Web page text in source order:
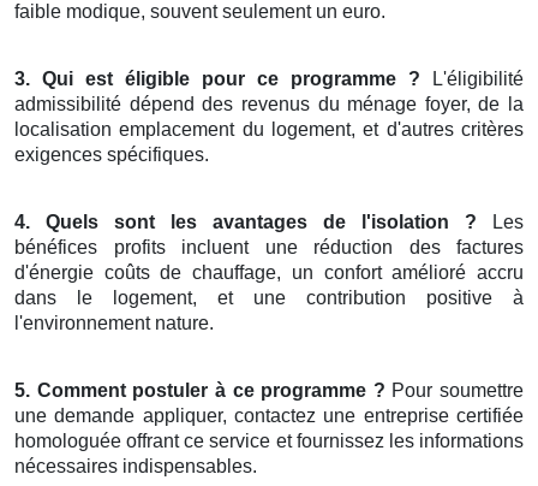
faible modique, souvent seulement un euro.
3. Qui est éligible pour ce programme ? L'éligibilité
admissibilité dépend des revenus du ménage foyer, de la
localisation emplacement du logement, et d'autres critères
exigences spécifiques.
4. Quels sont les avantages de l'isolation ? Les
bénéfices profits incluent une réduction des factures
d'énergie coûts de chauffage, un confort amélioré accru
dans le logement, et une contribution positive à
l'environnement nature.
5. Comment postuler à ce programme ? Pour soumettre
une demande appliquer, contactez une entreprise certifiée
homologuée offrant ce service et fournissez les informations
nécessaires indispensables.